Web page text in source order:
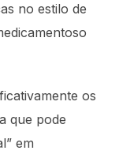
no estilo de
os
que pode
em